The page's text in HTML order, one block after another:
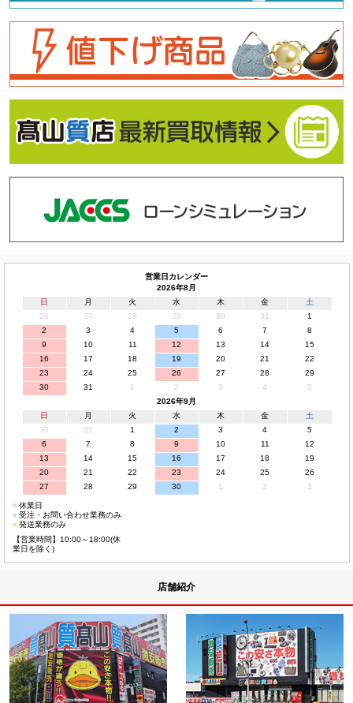
営業日カレンダー
2026年8月
日
月 火 水 木 金
土
26
27 28 29 30 31
1
2
3 4 5 6 7
8
9
10 11 12 13 14
15
16
17 18 19 20 21
22
23
24 25 26 27 28
29
30
31 1 2 3 4
5
2026年9月
日
月 火 水 木 金
土
30
31 1 2 3 4
5
6
7 8 9 10 11
12
13
14 15 16 17 18
19
20
21 22 23 24 25
26
27
28 29 30 1 2 3
■休業日
■受注・お問い合わせ業務のみ
■発送業務のみ
【営業時間】10:00～18:00(休
業日を除く)
店舗紹介